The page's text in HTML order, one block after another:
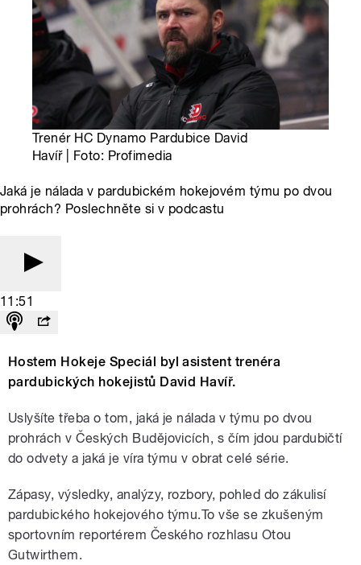
Trenér HC Dynamo Pardubice David
Havíř | Foto: Profimedia
Jaká je nálada v pardubickém hokejovém týmu po dvou
prohrách? Poslechněte si v podcastu
11:51
Hostem Hokeje Speciál byl asistent trenéra
pardubických hokejistů David Havíř.
Uslyšíte třeba o tom, jaká je nálada v týmu po dvou
prohrách v Českých Budějovicích, s čím jdou pardubičtí
do odvety a jaká je víra týmu v obrat celé série.
Zápasy, výsledky, analýzy, rozbory, pohled do zákulisí
pardubického hokejového týmu.To vše se zkušeným
sportovním reportérem Českého rozhlasu Otou
Gutwirthem.